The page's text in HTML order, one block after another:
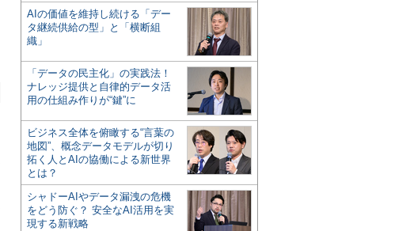
AIの価値を維持し続ける「デー
タ継続供給の型」と「横断組
織」
「データの民主化」の実践法！
ナレッジ提供と自律的データ活
用の仕組み作りが“鍵”に
ビジネス全体を俯瞰する“言葉の
地図”、概念データモデルが切り
拓く人とAIの協働による新世界
とは？
シャドーAIやデータ漏洩の危機
をどう防ぐ？ 安全なAI活用を実
現する新戦略